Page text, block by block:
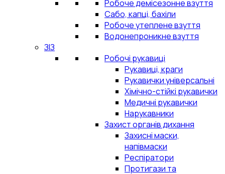
Робоче демісезонне взуття
Сабо, капці, бахіли
Робоче утеплене взуття
Водонепроникне взуття
ЗІЗ
Робочі рукавиці
Рукавиці, краги
Рукавички універсальні
Хімічно-стійкі рукавички
Медичні рукавички
Нарукавники
Захист органів дихання
Захисні маски,
напівмаски
Респіратори
Протигази та